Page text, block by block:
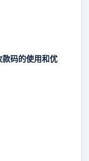
码的使用和优